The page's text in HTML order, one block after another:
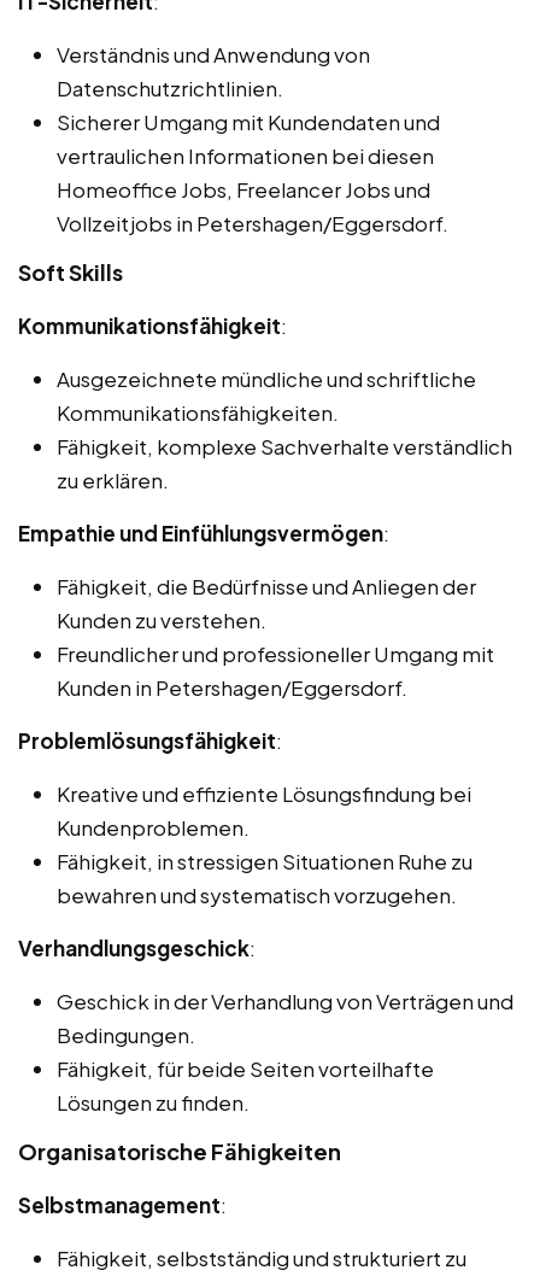
Verständnis und Anwendung von
Datenschutzrichtlinien.
Sicherer Umgang mit Kundendaten und
vertraulichen Informationen bei diesen
Homeoffice Jobs, Freelancer Jobs und
Vollzeitjobs in Petershagen/Eggersdorf.
Soft Skills
Kommunikationsfähigkeit:
Ausgezeichnete mündliche und schriftliche
Kommunikationsfähigkeiten.
Fähigkeit, komplexe Sachverhalte verständlich
zu erklären.
Empathie und Einfühlungsvermögen:
Fähigkeit, die Bedürfnisse und Anliegen der
Kunden zu verstehen.
Freundlicher und professioneller Umgang mit
Kunden in Petershagen/Eggersdorf.
Problemlösungsfähigkeit:
Kreative und effiziente Lösungsfindung bei
Kundenproblemen.
Fähigkeit, in stressigen Situationen Ruhe zu
bewahren und systematisch vorzugehen.
Verhandlungsgeschick:
Geschick in der Verhandlung von Verträgen und
Bedingungen.
Fähigkeit, für beide Seiten vorteilhafte
Lösungen zu finden.
Organisatorische Fähigkeiten
Selbstmanagement:
Fähigkeit, selbstständig und strukturiert zu